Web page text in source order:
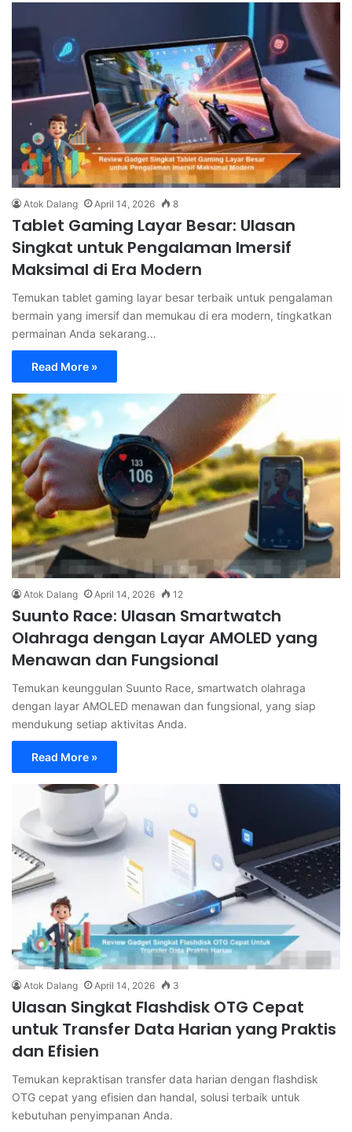
Atok Dalang April 14, 2026 8
Tablet Gaming Layar Besar: Ulasan
Singkat untuk Pengalaman Imersif
Maksimal di Era Modern
Temukan tablet gaming layar besar terbaik untuk pengalaman
bermain yang imersif dan memukau di era modern, tingkatkan
permainan Anda sekarang…
Read More »
Atok Dalang April 14, 2026 12
Suunto Race: Ulasan Smartwatch
Olahraga dengan Layar AMOLED yang
Menawan dan Fungsional
Temukan keunggulan Suunto Race, smartwatch olahraga
dengan layar AMOLED menawan dan fungsional, yang siap
mendukung setiap aktivitas Anda.
Read More »
Atok Dalang April 14, 2026 3
Ulasan Singkat Flashdisk OTG Cepat
untuk Transfer Data Harian yang Praktis
dan Efisien
Temukan kepraktisan transfer data harian dengan flashdisk
OTG cepat yang efisien dan handal, solusi terbaik untuk
kebutuhan penyimpanan Anda.